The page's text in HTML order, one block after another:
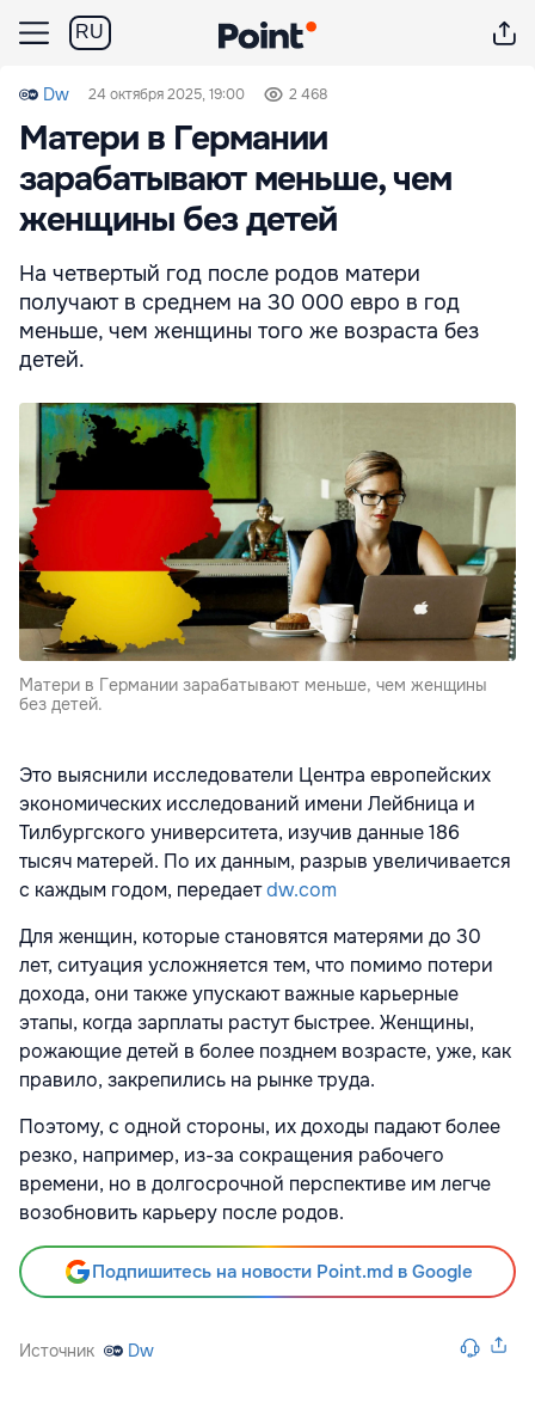
RU
Dw 24 октября 2025, 19:00 2 468
Матери в Германии
зарабатывают меньше, чем
женщины без детей
На четвертый год после родов матери
получают в среднем на 30 000 евро в год
меньше, чем женщины того же возраста без
детей.
Матери в Германии зарабатывают меньше, чем женщины
без детей.
Это выяснили исследователи Центра европейских
экономических исследований имени Лейбница и
Тилбургского университета, изучив данные 186
тысяч матерей. По их данным, разрыв увеличивается
с каждым годом, передаетdw.com
Для женщин, которые становятся матерями до 30
лет, ситуация усложняется тем, что помимо потери
дохода, они также упускают важные карьерные
этапы, когда зарплаты растут быстрее. Женщины,
рожающие детей в более позднем возрасте, уже, как
правило, закрепились на рынке труда.
Поэтому, с одной стороны, их доходы падают более
резко, например, из-за сокращения рабочего
времени, но в долгосрочной перспективе им легче
возобновить карьеру после родов.
Подпишитесь на новости Point.md в Google
Источник Dw